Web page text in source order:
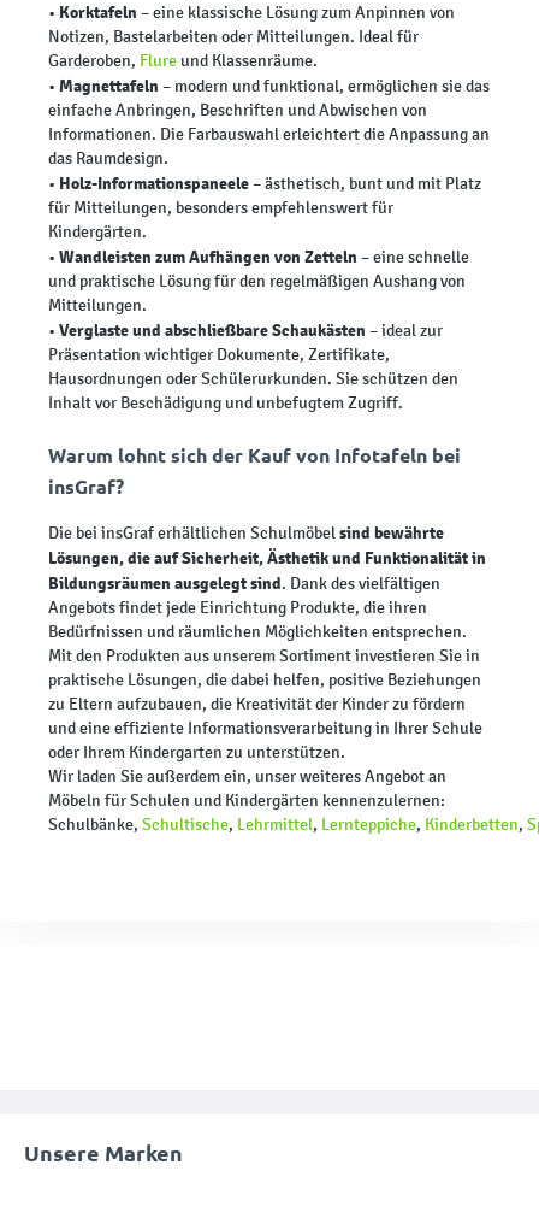
• Korktafeln – eine klassische Lösung zum Anpinnen von
Notizen, Bastelarbeiten oder Mitteilungen. Ideal für
Garderoben, Flure und Klassenräume.
• Magnettafeln – modern und funktional, ermöglichen sie das
einfache Anbringen, Beschriften und Abwischen von
Informationen. Die Farbauswahl erleichtert die Anpassung an
das Raumdesign.
• Holz-Informationspaneele– ästhetisch, bunt und mit Platz
für Mitteilungen, besonders empfehlenswert für
Kindergärten.
• Wandleisten zum Aufhängen von Zetteln – eine schnelle
und praktische Lösung für den regelmäßigen Aushang von
Mitteilungen.
• Verglaste und abschließbare Schaukästen – ideal zur
Präsentation wichtiger Dokumente, Zertifikate,
Hausordnungen oder Schülerurkunden. Sie schützen den
Inhalt vor Beschädigung und unbefugtem Zugriff.
Warum lohnt sich der Kauf von Infotafeln bei
insGraf?
Die bei insGraf erhältlichen Schulmöbelsind bewährte
Lösungen, die auf Sicherheit, Ästhetik und Funktionalität in
Bildungsräumen ausgelegt sind. Dank des vielfältigen
Angebots findet jede Einrichtung Produkte, die ihren
Bedürfnissen und räumlichen Möglichkeiten entsprechen.
Mit den Produkten aus unserem Sortiment investieren Sie in
praktische Lösungen, die dabei helfen, positive Beziehungen
zu Eltern aufzubauen, die Kreativität der Kinder zu fördern
und eine effiziente Informationsverarbeitung in Ihrer Schule
oder Ihrem Kindergarten zu unterstützen.
Wir laden Sie außerdem ein, unser weiteres Angebot an
Möbeln für Schulen und Kindergärten kennenzulernen:
Schulbänke, Schultische, Lehrmittel, Lernteppiche, Kinderbetten,
Unsere Marken